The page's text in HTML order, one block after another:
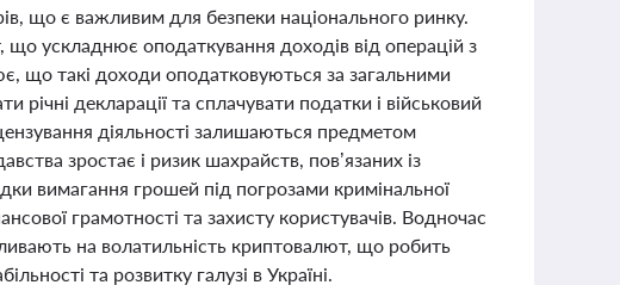
що є важливим для безпеки національного ринку.
що ускладнює оподаткування доходів від операцій з
що такі доходи оподатковуються за загальними
декларації та сплачувати податки і військовий
діяльності залишаються предметом
зростає і ризик шахрайств, пов’язаних із
вимагання грошей під погрозами кримінальної
грамотності та захисту користувачів. Водночас
на волатильність криптовалют, що робить
та розвитку галузі в Україні.